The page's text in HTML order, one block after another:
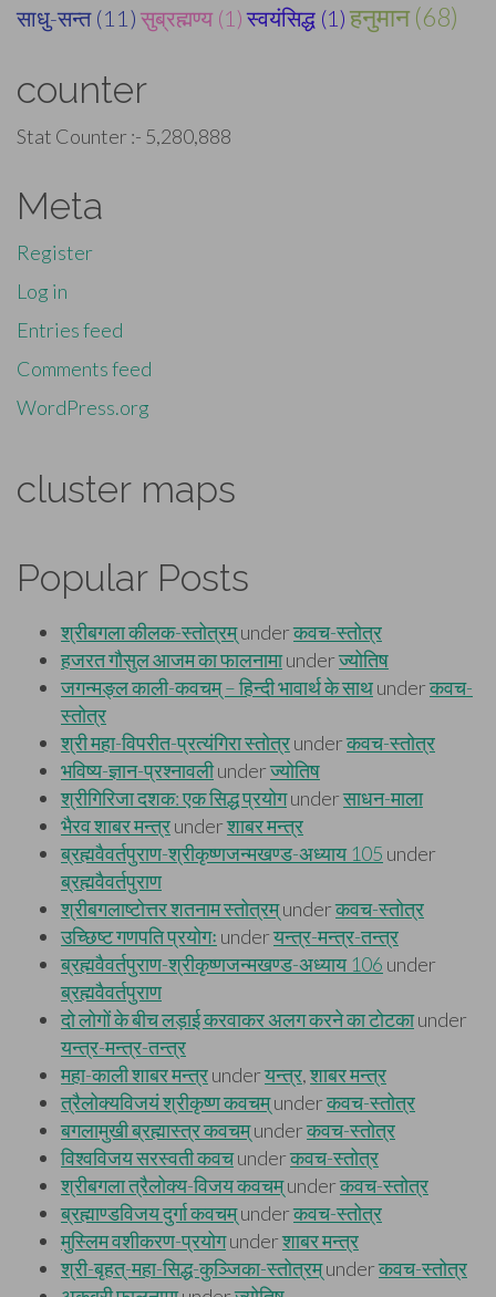
साधु-सन्त (11) सुब्रह्मण्य (1) स्वयंसिद्ध (1) हनुमान (68)
counter
Stat Counter :- 5,280,888
Meta
Register
Log in
Entries feed
Comments feed
WordPress.org
cluster maps
Popular Posts